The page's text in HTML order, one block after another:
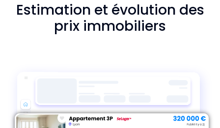
Estimation et évolution des
prix immobiliers